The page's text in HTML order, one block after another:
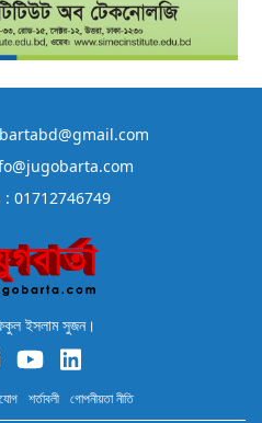
: 01712746749
ইসলাম সুজন।
শর্তাবলী গোপনীয়তা নীতি